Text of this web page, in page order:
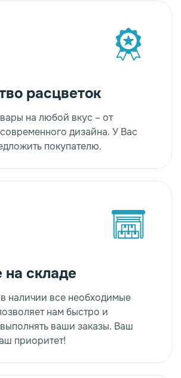
расцветок
на любой вкус – от
дизайна. У Вас
покупателю.
складе
наличии все необходимые
нам быстро и
ваши заказы. Ваш
приоритет!